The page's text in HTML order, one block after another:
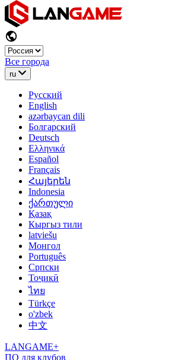
Все города
ru
Русский
English
azərbaycan dili
Болгарский
Deutsch
Ελληνικά
Español
Français
Հայերեն
Indonesia
ქართული
Қазақ
Кыргыз тили
latviešu
Монгол
Português
Српски
Тоҷикӣ
ไทย
Türkçe
o'zbek
中文
LANGAME+
ПО для клубов